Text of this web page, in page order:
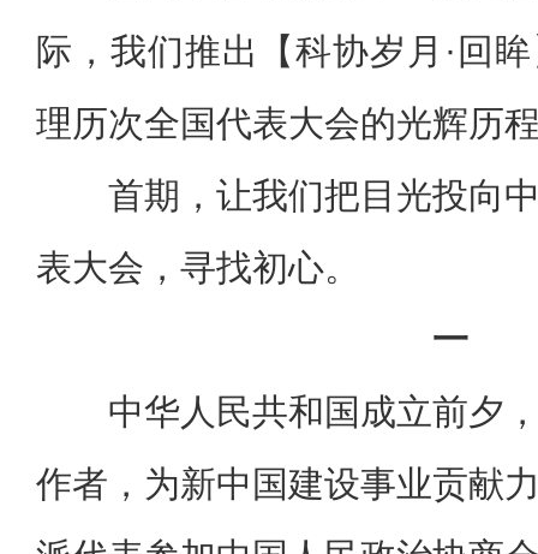
际，我们推出【科协岁月·回
理历次全国代表大会的光辉历
首期，让我们把目光投向
表大会，寻找初心。
一
中华人民共和国成立前夕
作者，为新中国建设事业贡献